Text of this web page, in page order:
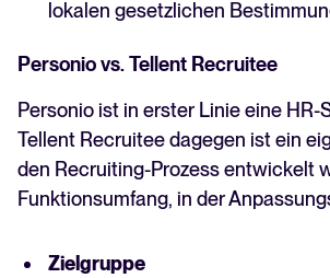
lokalen gesetzlichen
Personio vs. Tellent Recruitee
Personio ist in erster Linie eine
Tellent Recruitee dagegen ist ein
den Recruiting-Prozess entwickelt
Funktionsumfang, in der
Zielgruppe